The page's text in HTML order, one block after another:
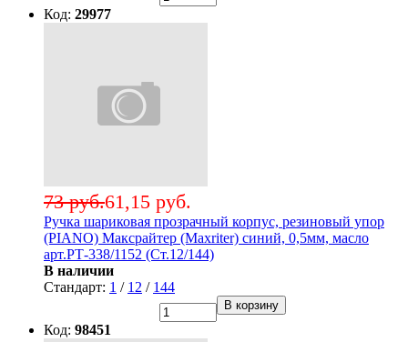
Код: 29977
61,15 руб.
73 руб.
Ручка шариковая прозрачный корпус, резиновый упор
(PIANO) Максрайтер (Maxriter) синий, 0,5мм, масло
арт.РТ-338/1152 (Ст.12/144)
В наличии
Стандарт: 1 / 12 / 144
В корзину
Код: 98451